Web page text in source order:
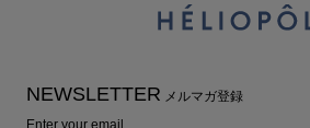
NEWSLETTER メルマガ登録